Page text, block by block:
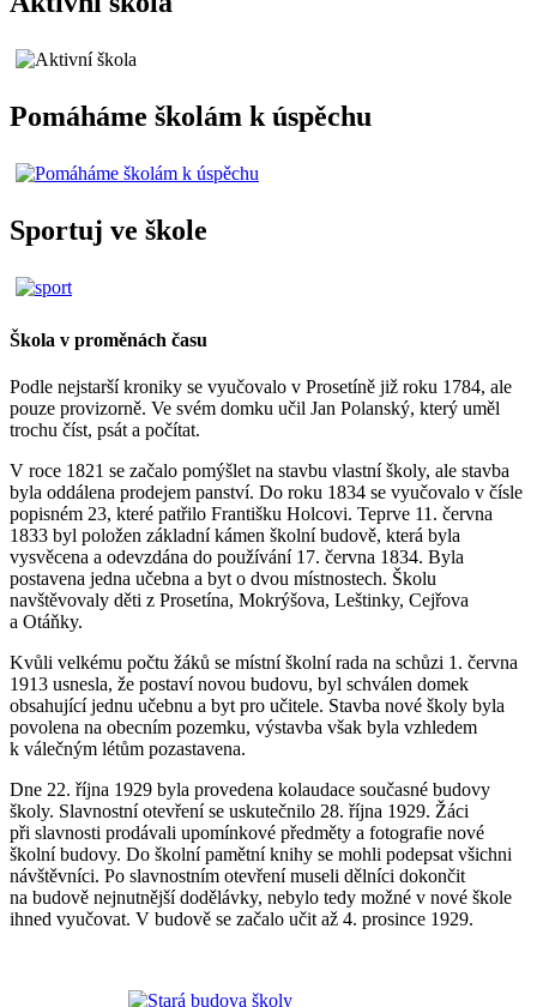
Pomáháme školám k úspěchu
Sportuj ve škole
Škola v proměnách času
Podle nejstarší kroniky se vyučovalo v Prosetíně již roku 1784, ale
pouze provizorně. Ve svém domku učil Jan Polanský, který uměl
trochu číst, psát a počítat.
V roce 1821 se začalo pomýšlet na stavbu vlastní školy, ale stavba
byla oddálena prodejem panství. Do roku 1834 se vyučovalo v čísle
popisném 23, které patřilo Františku Holcovi. Teprve 11. června
1833 byl položen základní kámen školní budově, která byla
vysvěcena a odevzdána do používání 17. června 1834. Byla
postavena jedna učebna a byt o dvou místnostech. Školu
navštěvovaly děti z Prosetína, Mokrýšova, Leštinky, Cejřova
a Otáňky.
Kvůli velkému počtu žáků se místní školní rada na schůzi 1. června
1913 usnesla, že postaví novou budovu, byl schválen domek
obsahující jednu učebnu a byt pro učitele. Stavba nové školy byla
povolena na obecním pozemku, výstavba však byla vzhledem
k válečným létům pozastavena.
Dne 22. října 1929 byla provedena kolaudace současné budovy
školy. Slavnostní otevření se uskutečnilo 28. října 1929. Žáci
při slavnosti prodávali upomínkové předměty a fotografie nové
školní budovy. Do školní pamětní knihy se mohli podepsat všichni
návštěvníci. Po slavnostním otevření museli dělníci dokončit
na budově nejnutnější dodělávky, nebylo tedy možné v nové škole
ihned vyučovat. V budově se začalo učit až 4. prosince 1929.